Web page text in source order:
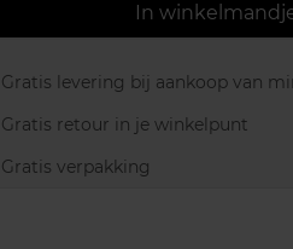
In
Gratis levering bij aankoop van
Gratis retour in je winkelpunt
Gratis verpakking